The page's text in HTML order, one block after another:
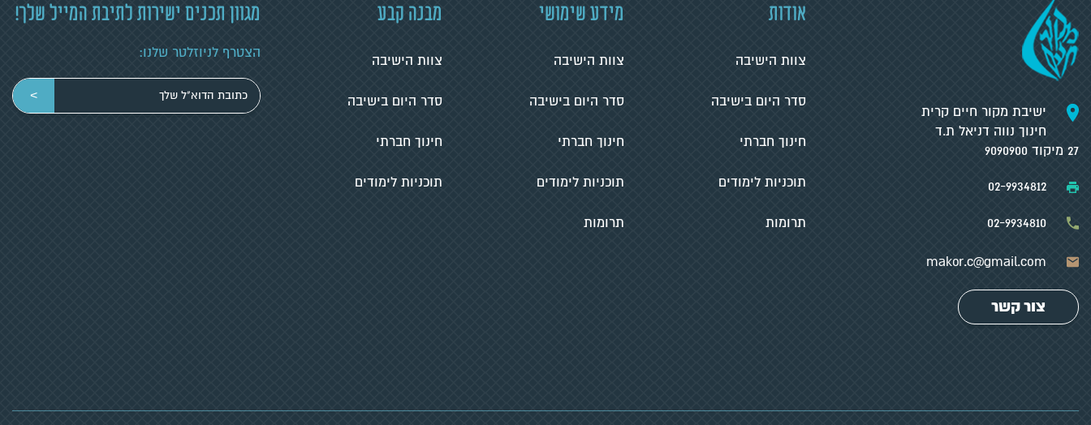
ישיבת מקור חיים קרית
חינוך נווה דניאל ת.ד
27 מיקוד 9090900
02-9934812
02-9934810
makor.c@gmail.com
צור קשר
אודות
צוות הישיבה
סדר היום בישיבה
חינוך חברתי
תוכניות לימודים
תרומות
מידע שימושי
צוות הישיבה
סדר היום בישיבה
חינוך חברתי
תוכניות לימודים
תרומות
מבנה קבע
צוות הישיבה
סדר היום בישיבה
חינוך חברתי
תוכניות לימודים
מגוון תכנים ישירות לתיבת המייל שלך!
הצטרף לניוזלטר שלנו:
הכניסי
כתובת
>